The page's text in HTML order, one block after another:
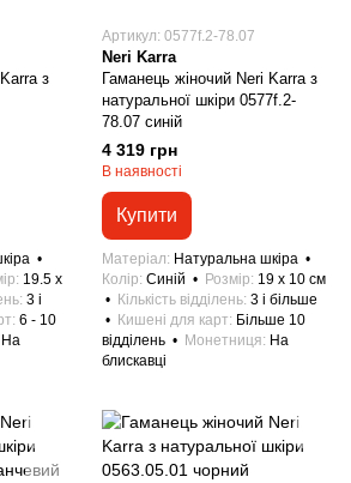
з
19.5 x
3 і
6 - 10
На
Артикул: 0577f.2-78.07
Neri Karra
Гаманець жіночий Neri Karra з
натуральної шкіри 0577f.2-
78.07 синій
4 319 грн
В наявності
Купити
Матеріал
Натуральна шкіра
Колір Синій Розмір 19 x 10 см
Кількість відділень 3 і більше
Кишені для карт
Більше 10
відділень
Монетниця
На
блискавці